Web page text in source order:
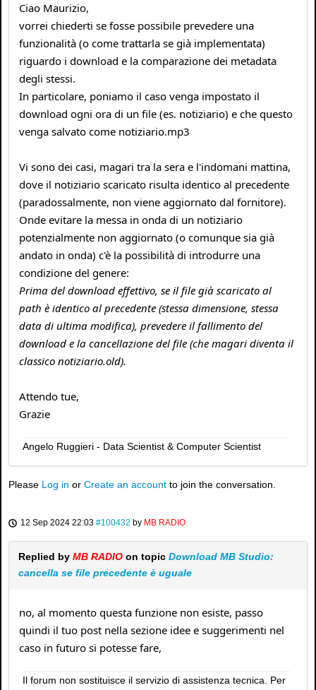
Ciao Maurizio,
vorrei chiederti se fosse possibile prevedere una
funzionalità (o come trattarla se già implementata)
riguardo i download e la comparazione dei metadata
degli stessi.
In particolare, poniamo il caso venga impostato il
download ogni ora di un file (es. notiziario) e che questo
venga salvato come notiziario.mp3
Vi sono dei casi, magari tra la sera e l'indomani mattina,
dove il notiziario scaricato risulta identico al precedente
(paradossalmente, non viene aggiornato dal fornitore).
Onde evitare la messa in onda di un notiziario
potenzialmente non aggiornato (o comunque sia già
andato in onda) c'è la possibilità di introdurre una
condizione del genere:
Prima del download effettivo, se il file già scaricato al
path è identico al precedente (stessa dimensione, stessa
data di ultima modifica), prevedere il fallimento del
download e la cancellazione del file (che magari diventa il
classico notiziario.old).
Attendo tue,
Grazie
Angelo Ruggieri - Data Scientist & Computer Scientist
Please Log in or Create an account to join the conversation.
12 Sep 2024 22:03 #100432 by MB RADIO
Replied by MB RADIO on topic Download MB Studio:
cancella se file precedente è uguale
no, al momento questa funzione non esiste, passo
quindi il tuo post nella sezione idee e suggerimenti nel
caso in futuro si potesse fare,
Il forum non sostituisce il servizio di assistenza tecnica. Per